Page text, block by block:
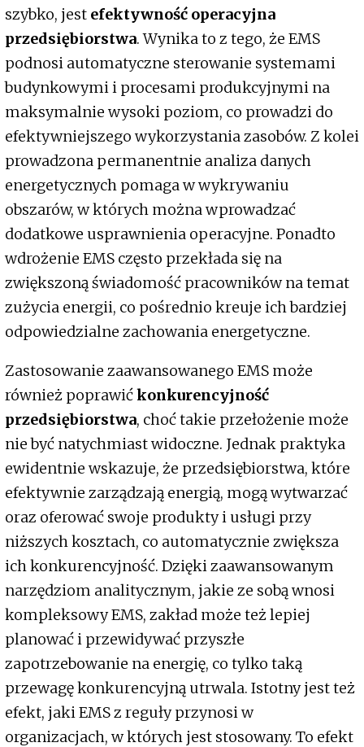
szybko, jest efektywność operacyjna
przedsiębiorstwa. Wynika to z tego, że EMS
podnosi automatyczne sterowanie systemami
budynkowymi i procesami produkcyjnymi na
maksymalnie wysoki poziom, co prowadzi do
efektywniejszego wykorzystania zasobów. Z kolei
prowadzona permanentnie analiza danych
energetycznych pomaga w wykrywaniu
obszarów, w których można wprowadzać
dodatkowe usprawnienia operacyjne. Ponadto
wdrożenie EMS często przekłada się na
zwiększoną świadomość pracowników na temat
zużycia energii, co pośrednio kreuje ich bardziej
odpowiedzialne zachowania energetyczne.
Zastosowanie zaawansowanego EMS może
również poprawićkonkurencyjność
przedsiębiorstwa, choć takie przełożenie może
nie być natychmiast widoczne. Jednak praktyka
ewidentnie wskazuje, że przedsiębiorstwa, które
efektywnie zarządzają energią, mogą wytwarzać
oraz oferować swoje produkty i usługi przy
niższych kosztach, co automatycznie zwiększa
ich konkurencyjność. Dzięki zaawansowanym
narzędziom analitycznym, jakie ze sobą wnosi
kompleksowy EMS, zakład może też lepiej
planować i przewidywać przyszłe
zapotrzebowanie na energię, co tylko taką
przewagę konkurencyjną utrwala. Istotny jest też
efekt, jaki EMS z reguły przynosi w
organizacjach, w których jest stosowany. To efekt